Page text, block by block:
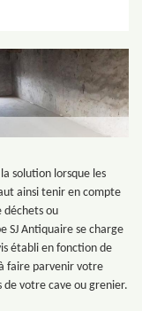
solution lorsque les
ainsi tenir en compte
déchets ou
SJ Antiquaire se charge
établi en fonction de
faire parvenir votre
de votre cave ou grenier.